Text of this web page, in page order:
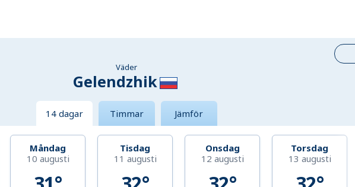
Väder
Gelendzhik
14 dagar Timmar Jämför
Måndag
10 augusti
Tisdag
11 augusti
Onsdag
12 augusti
Torsdag
13 augusti